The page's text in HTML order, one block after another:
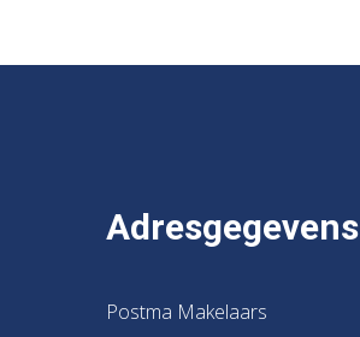
Adresgegevens
Postma Makelaars